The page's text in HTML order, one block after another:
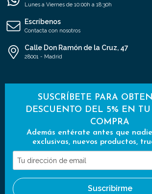
Lunes a Viernes de 10:00h a 18:30h
Escríbenos
Contacta con nosotros
Calle Don Ramón de la Cruz, 47
28001 - Madrid
SUSCRÍBETE PARA
DESCUENTO DEL 5% EN
COMPRA
Además entérate antes que
exclusivas, nuevos productos,
Tu
dirección
de
Suscribirme